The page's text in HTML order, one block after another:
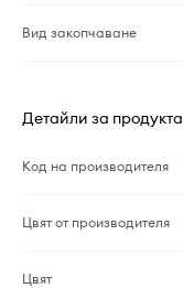
Вид закопчаване
Детайли за продукта
Код на производителя
Цвят от производителя
Цвят